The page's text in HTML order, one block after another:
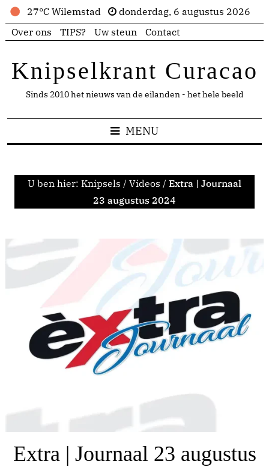
27°C Wilemstad
donderdag, 6 augustus 2026
Over ons
TIPS? Uw steun Contact
Knipselkrant Curacao
Sinds 2010 het nieuws van de eilanden - het hele beeld
MENU
U ben hier: Knipsels / Videos / Extra | Journaal
23 augustus 2024
Extra | Journaal 23 augustus